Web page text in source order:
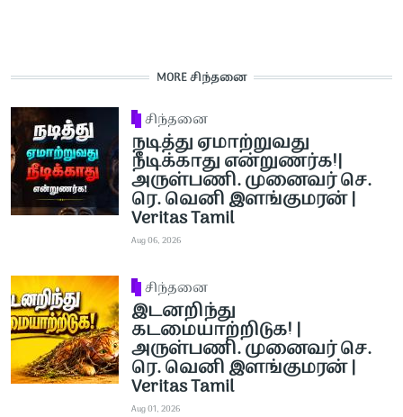
MORE சிந்தனை
சிந்தனை
நடித்து ஏமாற்றுவது
நீடிக்காது என்றுணர்க!|
அருள்பணி. முனைவர் செ.
ரெ. வெனி இளங்குமரன் |
Veritas Tamil
Aug 06, 2026
சிந்தனை
இடனறிந்து
கடமையாற்றிடுக! |
அருள்பணி. முனைவர் செ.
ரெ. வெனி இளங்குமரன் |
Veritas Tamil
Aug 01, 2026